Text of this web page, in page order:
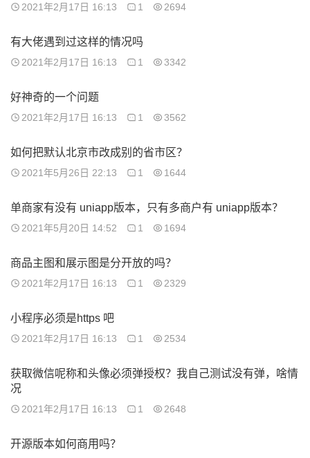
2021年2月17日 16:13 1 2694
有大佬遇到过这样的情况吗
2021年2月17日 16:13 1 3342
好神奇的一个问题
2021年2月17日 16:13 1 3562
如何把默认北京市改成别的省市区？
2021年5月26日 22:13 1 1644
单商家有没有 uniapp版本，只有多商户有 uniapp版本？
2021年5月20日 14:52 1 1694
商品主图和展示图是分开放的吗？
2021年2月17日 16:13 1 2329
小程序必须是https 吧
2021年2月17日 16:13 1 2534
获取微信呢称和头像必须弹授权？我自己测试没有弹，啥情
况
2021年2月17日 16:13 1 2648
开源版本如何商用吗？